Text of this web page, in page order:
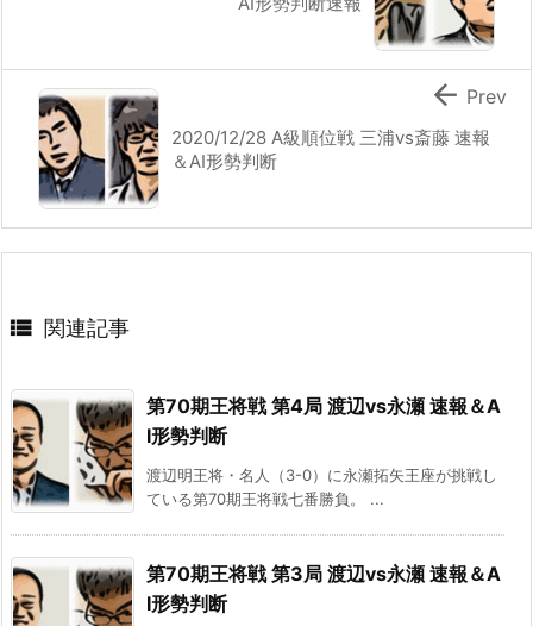
2020/12/28 A級順位戦 三浦vs斎藤 速報
＆AI形勢判断
 Prev
 関連記事
第70期王将戦 第4局 渡辺vs永瀬 速報＆A
I形勢判断
渡辺明王将・名人（3-0）に永瀬拓矢王座が挑戦し
ている第70期王将戦七番勝負。 ...
第70期王将戦 第3局 渡辺vs永瀬 速報＆A
I形勢判断